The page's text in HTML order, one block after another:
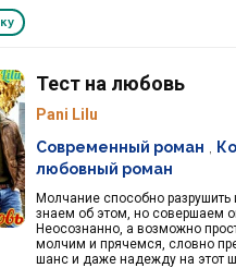
Тест на любовь
Pani Lilu
Молчание способно разрушить
знаем об этом, но совершаем
Неосознанно, а возможно
молчим и прячемся, словно
шанс и даже надежду на этот
Современный роман
любовный роман